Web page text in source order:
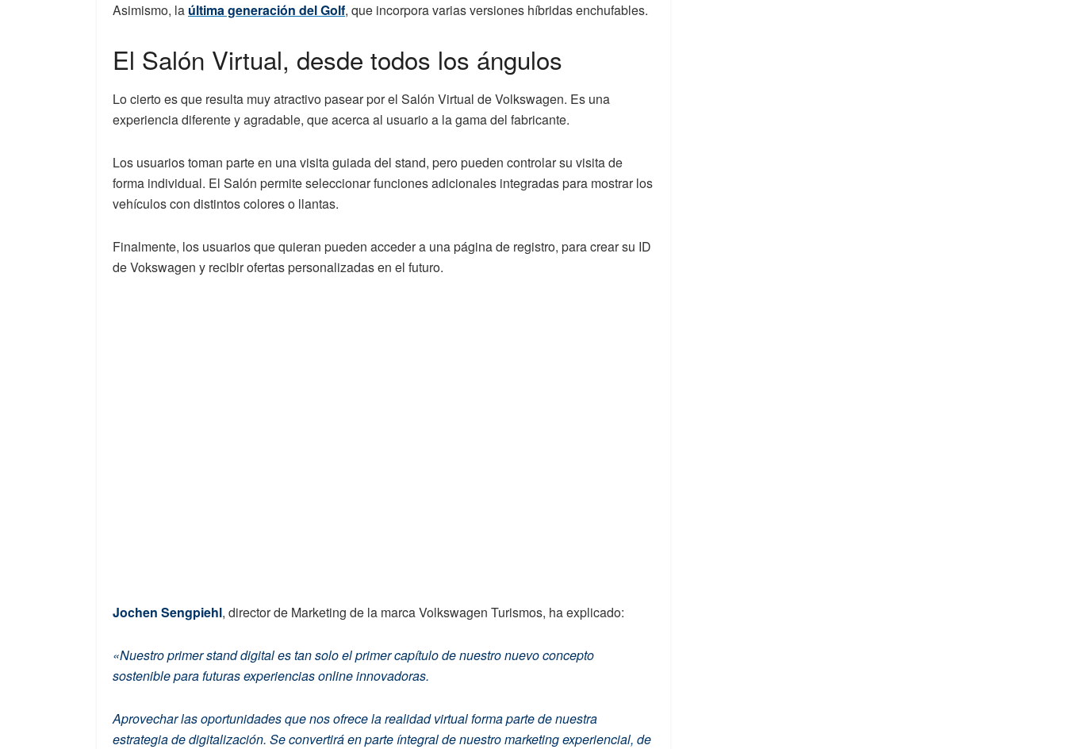
Asimismo, la última generación del Golf, que incorpora varias versiones híbridas enchufables.
El Salón Virtual, desde todos los ángulos
Lo cierto es que resulta muy atractivo pasear por el Salón Virtual de Volkswagen. Es una
experiencia diferente y agradable, que acerca al usuario a la gama del fabricante.
Los usuarios toman parte en una visita guiada del stand, pero pueden controlar su visita de
forma individual. El Salón permite seleccionar funciones adicionales integradas para mostrar los
vehículos con distintos colores o llantas.
Finalmente, los usuarios que quieran pueden acceder a una página de registro, para crear su ID
de Vokswagen y recibir ofertas personalizadas en el futuro.
Jochen Sengpiehl, director de Marketing de la marca Volkswagen Turismos, ha explicado:
«Nuestro primer stand digital es tan solo el primer capítulo de nuestro nuevo concepto
sostenible para futuras experiencias online innovadoras.
Aprovechar las oportunidades que nos ofrece la realidad virtual forma parte de nuestra
estrategia de digitalización. Se convertirá en parte íntegral de nuestro marketing experiencial, de